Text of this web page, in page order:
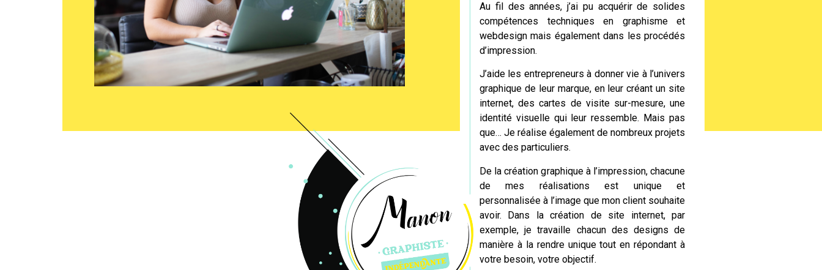
Au fil des années, j’ai pu acquérir de solides
compétences techniques en graphisme et
webdesign mais également dans les procédés
d’impression.
J’aide les entrepreneurs à donner vie à l’univers
graphique de leur marque, en leur créant un site
internet, des cartes de visite sur-mesure, une
identité visuelle qui leur ressemble. Mais pas
que… Je réalise également de nombreux projets
avec des particuliers.
De la création graphique à l’impression, chacune
de mes réalisations est unique et
personnalisée à l’image que mon client souhaite
avoir. Dans la création de site internet, par
exemple, je travaille chacun des designs de
manière à la rendre unique tout en répondant à
votre besoin, votre objectif.